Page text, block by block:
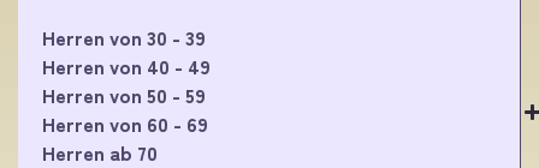
Herren von 30 - 39
Herren von 40 - 49
Herren von 50 - 59
Herren von 60 - 69
Herren ab 70